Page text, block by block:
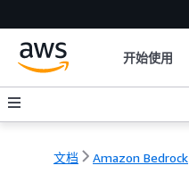
开始使用
文档 Amazon Bedrock